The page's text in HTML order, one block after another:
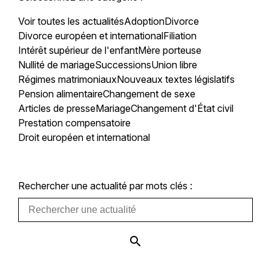
Voir toutes les actualitésAdoptionDivorce
Divorce européen et internationalFiliation
Intérêt supérieur de l'enfantMère porteuse
Nullité de mariageSuccessionsUnion libre
Régimes matrimoniauxNouveaux textes législatifs
Pension alimentaireChangement de sexe
Articles de presseMariageChangement d'État civil
Prestation compensatoire
Droit européen et international
Rechercher une actualité par mots clés :